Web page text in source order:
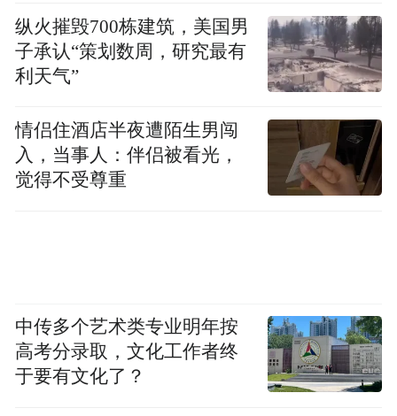
众多班社及戏曲爱好者，让联赛还没开唱就
先火了一把。不过一场戏曲比赛，为啥能让
那么多人惦记？答案，就藏在“不设门槛”这
各地院团火热备战共赴戏曲盛宴
纵火摧毁700栋建筑，美国男
子承认“策划数周，研究最有
利天气”
情侣住酒店半夜遭陌生男闯
入，当事人：伴侣被看光，
觉得不受尊重
中传多个艺术类专业明年按
高考分录取，文化工作者终
于要有文化了？